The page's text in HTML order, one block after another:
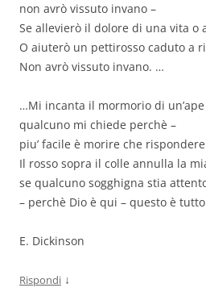
non avrò vissuto invano –
Se allevierò il dolore di una vita o
O aiuterò un pettirosso caduto a
Non avrò vissuto invano. …
…Mi incanta il mormorio di un’ape
qualcuno mi chiede perchè –
piu’ facile è morire che
Il rosso sopra il colle annulla la
se qualcuno sogghigna stia
– perchè Dio è qui – questo è
E. Dickinson
Rispondi ↓